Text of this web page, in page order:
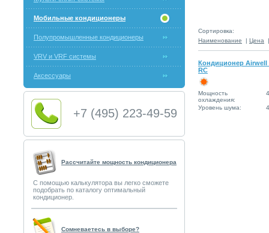
Мобильные кондиционеры
Полупромышленные кондиционеры
VRV и VRF системы
Аксессуары
+7 (495) 223-49-59
Рассчитайте мощность кондиционера
С помощью калькулятора вы легко сможете
подобрать по каталогу оптимальный
кондиционер.
Сомневаетесь в выборе?
Сортировка:
Наименование | Цена
Кондиционер Airwell
RC
Мощность
охлаждения:
Уровень шума: